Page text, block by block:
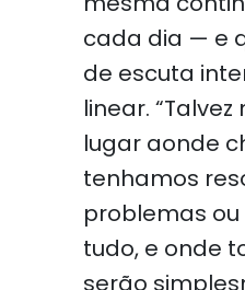
cada dia — e
de escuta
linear.
lugar aonde
tenhamos
problemas
tudo, e onde
serão